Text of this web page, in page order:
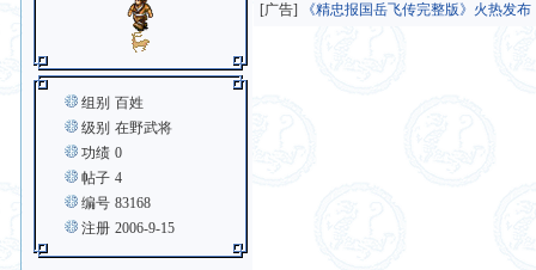
组别 百姓
级别 在野武将
功绩 0
帖子 4
编号 83168
注册 2006-9-15
[广告] 《精忠报国岳飞传完整版》火热发布